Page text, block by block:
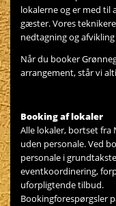
lokalerne og er med til
gæster. Vores
nedtagning og
Når du booker
arrangement, står vi
Booking af lokaler
Alle lokaler, bortset fra
uden personale. Ved
personale i
eventkoordinering,
uforpligtende tilbud.
Bookingforespørgsler